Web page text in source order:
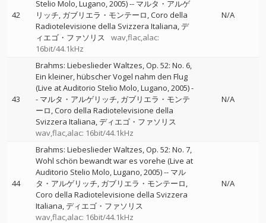
42
Stelio Molo, Lugano, 2005)-- マルタ・アルゲ
リッチ ガブリエラ・モンテーロ Coro della
Radiotelevisione della Svizzera Italiana デ
ィエゴ・ファソリス
wav,flac,alac:
16bit/44.1kHz
N/A
43
Brahms: Liebeslieder Waltzes, Op. 52: No. 6,
Ein kleiner, hübscher Vogel nahm den Flug
(Live at Auditorio Stelio Molo, Lugano, 2005)-
- マルタ・アルゲリッチ ガブリエラ・モンテ
ーロ Coro della Radiotelevisione della
Svizzera Italiana ディエゴ・ファソリス
wav,flac,alac: 16bit/44.1kHz
N/A
44
Brahms: Liebeslieder Waltzes, Op. 52: No. 7,
Wohl schön bewandt war es vorehe (Live at
Auditorio Stelio Molo, Lugano, 2005)-- マル
タ・アルゲリッチ ガブリエラ・モンテーロ
Coro della Radiotelevisione della Svizzera
Italiana ディエゴ・ファソリス
wav,flac,alac: 16bit/44.1kHz
N/A